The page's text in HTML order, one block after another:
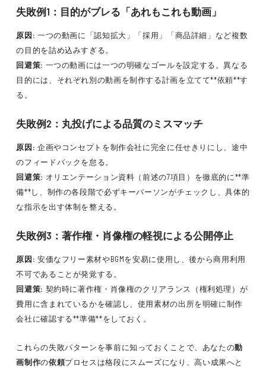
失敗例1：目的がブレる「あれもこれも動画」
原因: 一つの動画に「認知拡大」「採用」「商品詳細」など複数
の目的を詰め込みすぎる。
回避策: 一つの動画には一つの明確なゴールを設定する。異なる
目的には、それぞれ別の動画を制作する計画を立てて**依頼**す
る。
失敗例2：丸投げによる品質のミスマッチ
原因: 企画やコンセプトを制作会社に完全に任せきりにし、途中
のフィードバックを怠る。
回避策: オリエンテーション資料（前述の7項目）を徹底的に**準
備**し、制作の各段階で必ずキーパーソンがチェックし、具体的
な指示を出す体制を整える。
失敗例3：著作権・肖像権の軽視による公開停止
原因: 安価なフリー素材やBGMを安易に使用し、後から商用利用
不可であることが発覚する。
回避策: 契約時に著作権・肖像権のクリアランス（権利処理）が
費用に含まれているかを確認し、使用素材の出所を明確に制作
会社に確認する**準備**をしておく。
これらの失敗パターンを事前に知っておくことで、あなたの動
画制作の依頼プロセスは格段にスムーズになり、高い成果へと